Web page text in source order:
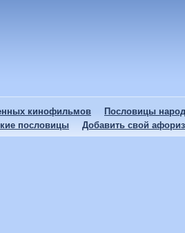
кинофильмов
Пословицы
пословицы Добавить свой